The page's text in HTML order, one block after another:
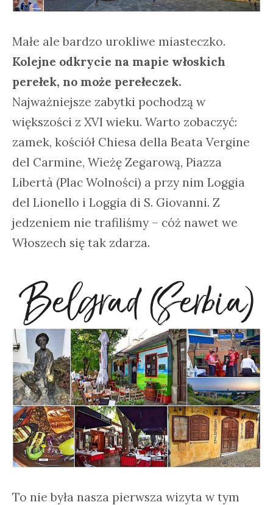
Małe ale bardzo urokliwe miasteczko.
Kolejne odkrycie na mapie włoskich
perełek, no może perełeczek.
Najważniejsze zabytki pochodzą w
większości z XVI wieku. Warto zobaczyć:
zamek, kościół Chiesa della Beata Vergine
del Carmine, Wieżę Zegarową, Piazza
Libertà (Plac Wolności) a przy nim Loggia
del Lionello i Loggia di S. Giovanni. Z
jedzeniem nie trafiliśmy – cóż nawet we
Włoszech się tak zdarza.
Belgrad (Serbia)
To nie była nasza pierwsza wizyta w tym